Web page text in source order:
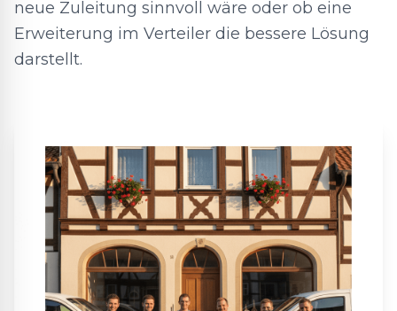
neue Zuleitung sinnvoll wäre oder ob eine
Erweiterung im Verteiler die bessere Lösung
darstellt.